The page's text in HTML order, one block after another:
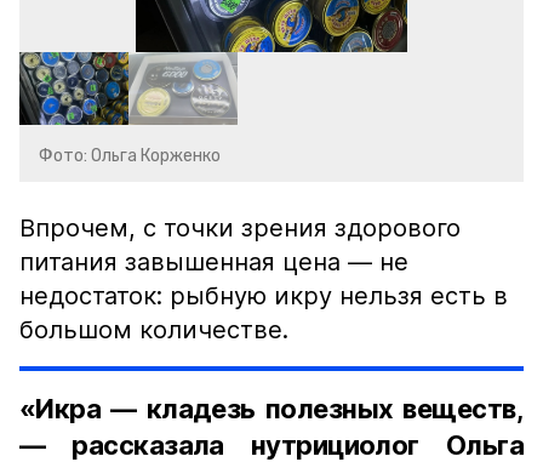
Фото: Ольга Корженко
Впрочем, с точки зрения здорового
питания завышенная цена — не
недостаток: рыбную икру нельзя есть в
большом количестве.
«Икра — кладезь полезных веществ,
— рассказала нутрициолог Ольга